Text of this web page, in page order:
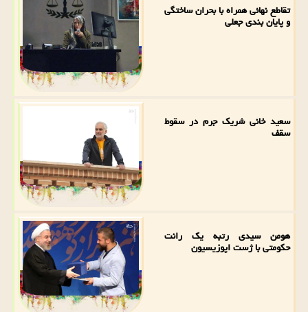
تقاطع نهائی همراه با بحران ساختگی
و پایان بندی جعلی
سعید خانی شریک جرم در سقوط
سقف
هومن سیدی رتبه یک رانت
حکومتی با ژست اپوزیسیون